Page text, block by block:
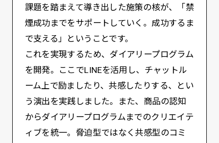
課題を踏まえて導き出した施策の核が、「禁
煙成功までをサポートしていく。成功するま
で支える」ということです。
これを実現するため、ダイアリープログラム
を開発。ここでLINEを活用し、チャットル
ーム上で励ましたり、共感したりする、とい
う演出を実践しました。また、商品の認知
からダイアリープログラムまでのクリエイテ
ィブを統一。脅迫型ではなく共感型のコミ